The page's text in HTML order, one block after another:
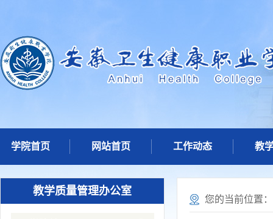
学院首页 网站首页 工作动态 教
教学质量管理办公室
您的当前位置